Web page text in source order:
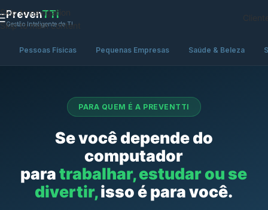
Skip to navigation
Skip to main content
PrevenTTi
Gestão Inteligente de TI
Pessoas Físicas Pequenas Empresas Saúde & Beleza
PARA QUEM É A PREVENTTI
Se você depende do
computador
paratrabalhar, estudar ou se
divertir,isso é para você.